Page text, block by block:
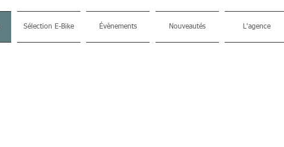
Sélection E-Bike Évènements Nouveautés L'agence